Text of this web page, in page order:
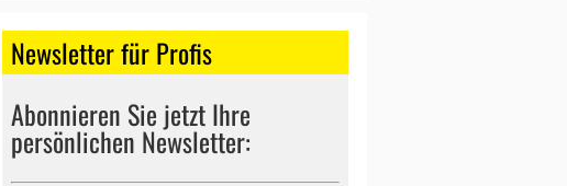
Newsletter für Profis
Abonnieren Sie jetzt Ihre
persönlichen Newsletter: